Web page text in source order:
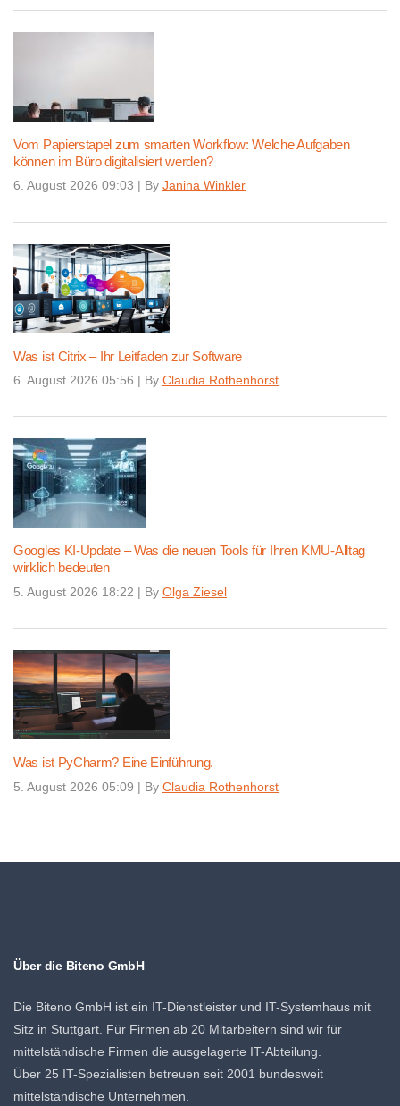
Vom Papierstapel zum smarten Workflow: Welche Aufgaben
können im Büro digitalisiert werden?
6. August 2026 09:03 | By Janina Winkler
Was ist Citrix – Ihr Leitfaden zur Software
6. August 2026 05:56 | By Claudia Rothenhorst
Googles KI-Update – Was die neuen Tools für Ihren KMU-Alltag
wirklich bedeuten
5. August 2026 18:22 | By Olga Ziesel
Was ist PyCharm? Eine Einführung.
5. August 2026 05:09 | By Claudia Rothenhorst
Über die Biteno GmbH
Die Biteno GmbH ist ein IT-Dienstleister und IT-Systemhaus mit
Sitz in Stuttgart. Für Firmen ab 20 Mitarbeitern sind wir für
mittelständische Firmen die ausgelagerte IT-Abteilung.
Über 25 IT-Spezialisten betreuen seit 2001 bundesweit
mittelständische Unternehmen.